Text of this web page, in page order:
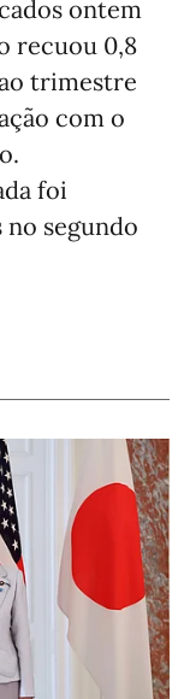
ontem
recuou 0,8
trimestre
com o
foi
no segundo